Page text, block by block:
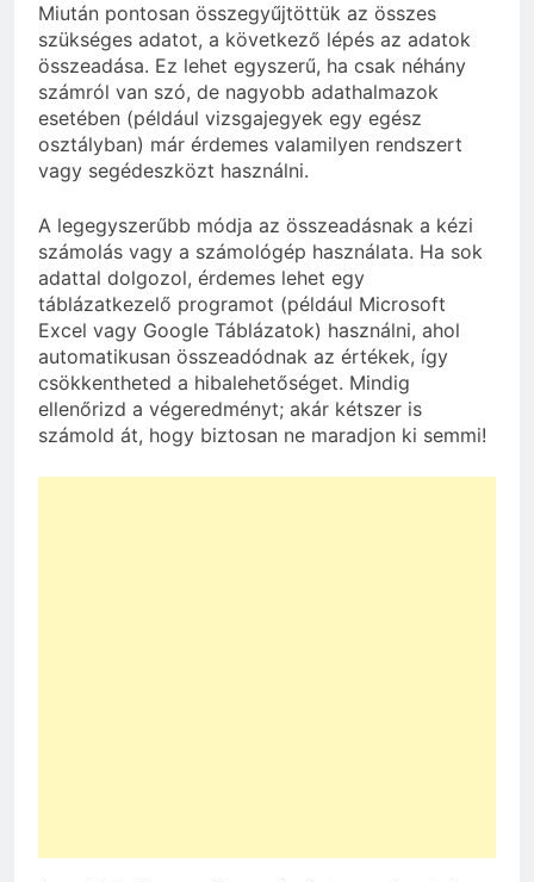
Miután pontosan összegyűjtöttük az összes
szükséges adatot, a következő lépés az adatok
összeadása. Ez lehet egyszerű, ha csak néhány
számról van szó, de nagyobb adathalmazok
esetében (például vizsgajegyek egy egész
osztályban) már érdemes valamilyen rendszert
vagy segédeszközt használni.
A legegyszerűbb módja az összeadásnak a kézi
számolás vagy a számológép használata. Ha sok
adattal dolgozol, érdemes lehet egy
táblázatkezelő programot (például Microsoft
Excel vagy Google Táblázatok) használni, ahol
automatikusan összeadódnak az értékek, így
csökkentheted a hibalehetőséget. Mindig
ellenőrizd a végeredményt; akár kétszer is
számold át, hogy biztosan ne maradjon ki semmi!